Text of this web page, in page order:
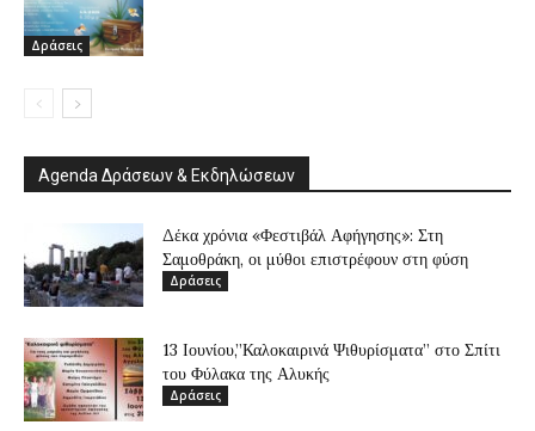
Δράσεις
Agenda Δράσεων & Εκδηλώσεων
Δέκα χρόνια «Φεστιβάλ Αφήγησης»: Στη
Σαμοθράκη, οι μύθοι επιστρέφουν στη φύση
Δράσεις
13 Ιουνίου,”Καλοκαιρινά Ψιθυρίσματα” στο Σπίτι
του Φύλακα της Αλυκής
Δράσεις